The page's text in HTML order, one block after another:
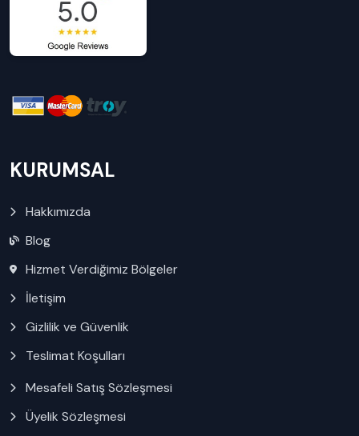
KURUMSAL
Hakkımızda
Blog
Hizmet Verdiğimiz Bölgeler
İletişim
Gizlilik ve Güvenlik
Teslimat Koşulları
Mesafeli Satış Sözleşmesi
Üyelik Sözleşmesi